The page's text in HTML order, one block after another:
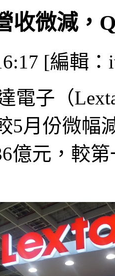
收微減，
[編輯：
電子（
5月份微幅
億元，較